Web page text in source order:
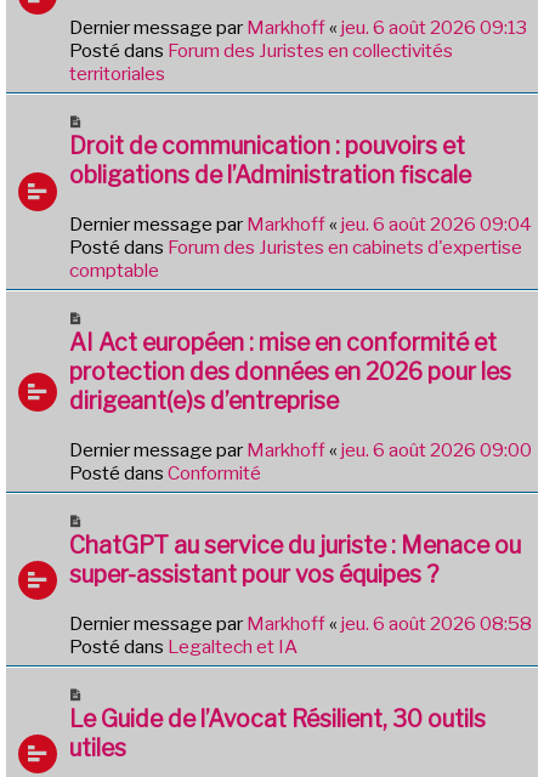
a
u
m
s
a
e
Dernier message par Markhoff« jeu. 6 août 2026 09:13
Posté dans Forum des Juristes en collectivités
territoriales
o
u
v
a
u
m
s
a
g
Droit de communication : pouvoirs et
obligations de l’Administration fiscale
Dernier message par Markhoff« jeu. 6 août 2026 09:04
Posté dans Forum des Juristes en cabinets d'expertise
comptable
o
u
v
e
u
m
e
s
a
g
AI Act européen : mise en conformité et
protection des données en 2026 pour les
dirigeant(e)s d’entreprise
Dernier message par Markhoff« jeu. 6 août 2026 09:00
Posté dans Conformité
o
u
v
a
u
s
s
ChatGPT au service du juriste : Menace ou
super-assistant pour vos équipes ?
Dernier message par Markhoff« jeu. 6 août 2026 08:58
Posté dans Legaltech et IA
o
u
v
Le Guide de l’Avocat Résilient, 30 outils
utiles